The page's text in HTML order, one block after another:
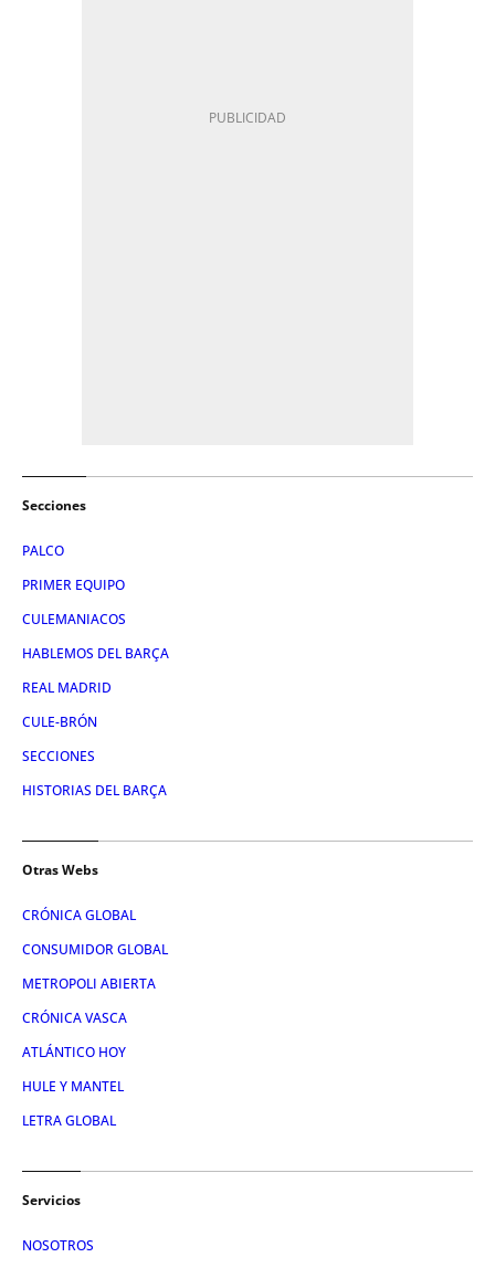
Secciones
PALCO
PRIMER EQUIPO
CULEMANIACOS
HABLEMOS DEL BARÇA
REAL MADRID
CULE-BRÓN
SECCIONES
HISTORIAS DEL BARÇA
Otras Webs
CRÓNICA GLOBAL
CONSUMIDOR GLOBAL
METROPOLI ABIERTA
CRÓNICA VASCA
ATLÁNTICO HOY
HULE Y MANTEL
LETRA GLOBAL
Servicios
NOSOTROS